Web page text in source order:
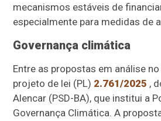
mecanismos estáveis de
especialmente para medidas de
Governança climática
Entre as propostas em análise
projeto de lei (PL) 2.761/2025 ,
Alencar (PSD-BA), que institui a
Governança Climática. A